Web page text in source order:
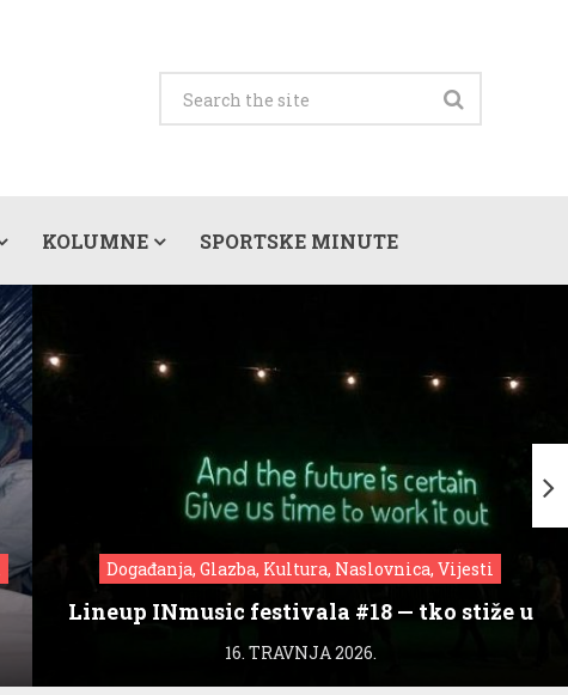
KOLUMNE SPORTSKE MINUTE
Događanja, Glazba, Kultura, Naslovnica, Vijesti
Lineup INmusic festivala #18 — tko stiže u
Zagreb?
16. TRAVNJA 2026.